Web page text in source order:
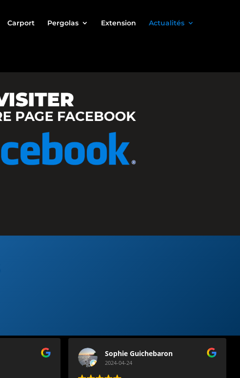
Carport Pergolas Extension Actualités
Sophie Guichebaron
2024-04-24